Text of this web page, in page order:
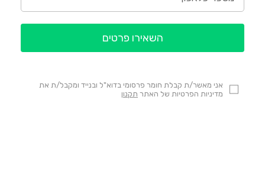
אני מאשר/ת קבלת חומר פרסומי בדוא"ל ובנייד ומקבל/ת את
מדיניות הפרטיות של האתר תקנון
השאירו פרטים